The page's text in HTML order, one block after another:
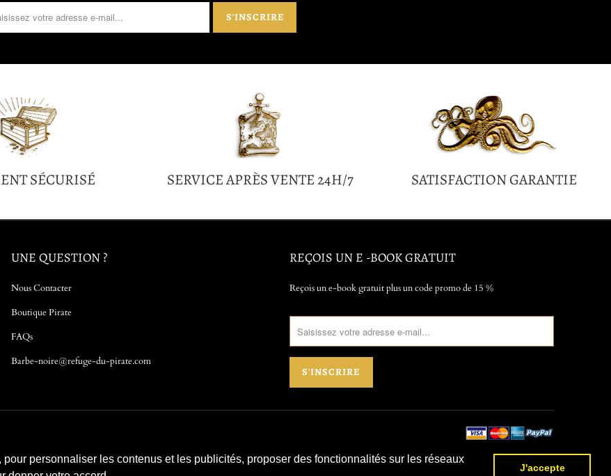
personnaliser les contenus et les publicités, proposer des fonctionnalités sur les réseaux
J'accepte
SÉCURISÉ SERVICE APRÈS VENTE 24H/7 SATISFACTION GARANTIE
UNE QUESTION ?
Nous Contacter
Boutique Pirate
FAQs
Barbe-noire@refuge-du-pirate.com
REÇOIS UN E -BOOK GRATUIT
Reçois un e-book gratuit plus un code promo de 15 %